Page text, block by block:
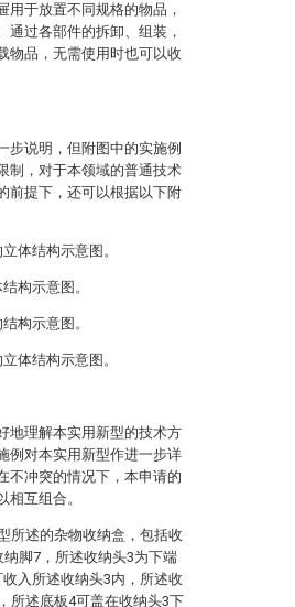
用于放置不同规格的物品，
通过各部件的拆卸、组装，
物品，无需使用时也可以收
步说明，但附图中的实施例
制，对于本领域的普通技术
前提下，还可以根据以下附
体结构示意图。
构示意图。
构示意图。
体结构示意图。
地理解本实用新型的技术方
例对本实用新型作进一步详
不冲突的情况下，本申请的
相互组合。
所述的杂物收纳盒，包括收
脚7，所述收纳头3为下端
入所述收纳头3内，所述收
所述底板4可盖在收纳头3下